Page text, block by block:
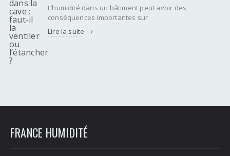
L’humidité dans un bâtiment peut avoir des
conséquences importantes sur
Lire la suite
FRANCE HUMIDITÉ